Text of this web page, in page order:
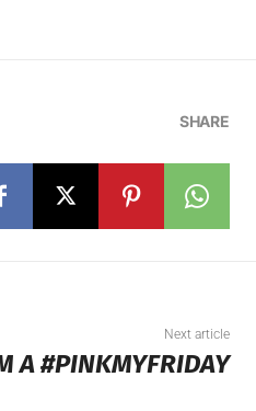
SHARE
Next article
A #PINKMYFRIDAY